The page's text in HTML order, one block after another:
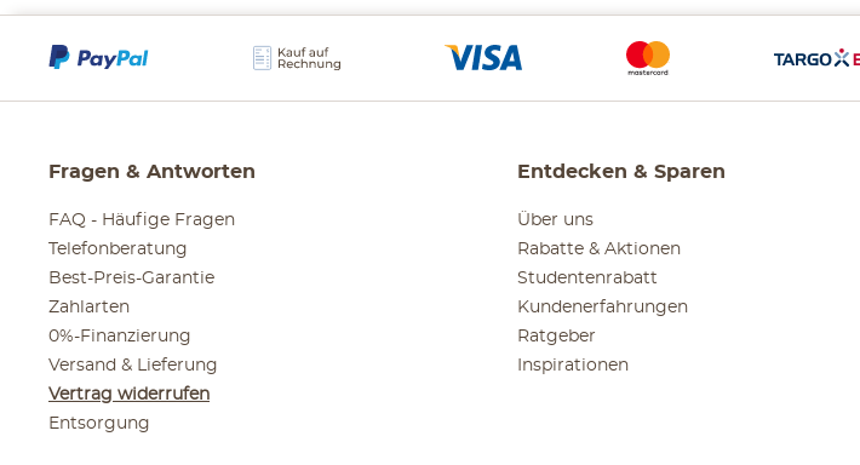
Fragen & Antworten
FAQ - Häufige Fragen
Telefonberatung
Best-Preis-Garantie
Zahlarten
0%-Finanzierung
Versand & Lieferung
Vertrag widerrufen
Entsorgung
Entdecken & Sparen
Über uns
Rabatte & Aktionen
Studentenrabatt
Kundenerfahrungen
Ratgeber
Inspirationen